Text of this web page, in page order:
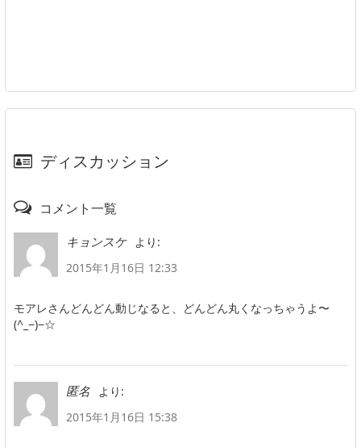
ディスカッション
コメント一覧
キョンスケ
より:
2015年1月16日 12:33
モアレさんどんどん動じなると、どんどん丸くなっちゃうよ〜
(^_−)−☆
匿名
より:
2015年1月16日 15:38